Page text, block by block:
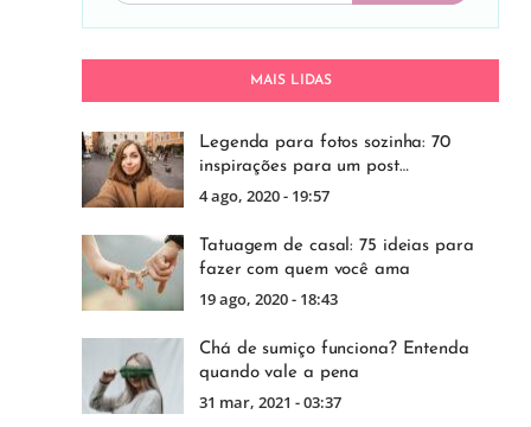
MAIS LIDAS
Legenda para fotos sozinha: 70
inspirações para um post…
4 ago, 2020 - 19:57
Tatuagem de casal: 75 ideias para
fazer com quem você ama
19 ago, 2020 - 18:43
Chá de sumiço funciona? Entenda
quando vale a pena
31 mar, 2021 - 03:37